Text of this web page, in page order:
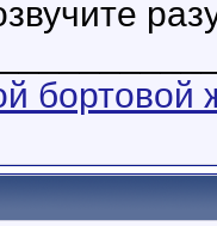
бортовой